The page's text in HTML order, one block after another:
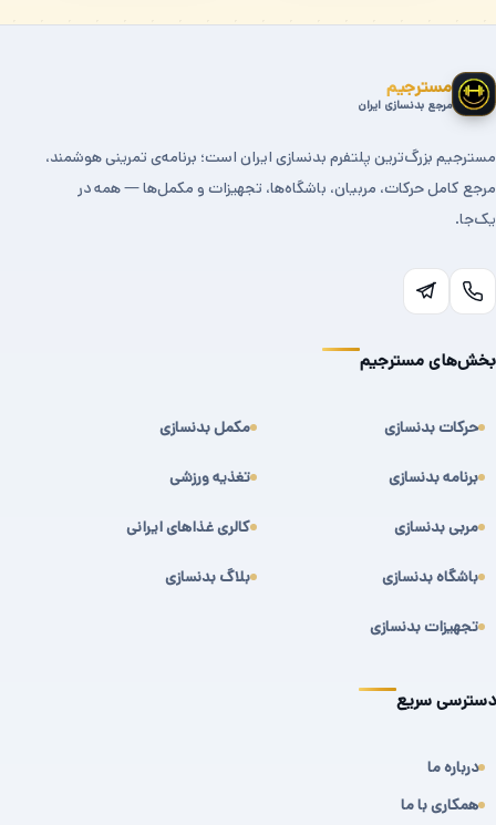
مسترجیم
مرجع بدنسازی ایران
مسترجیم بزرگ‌ترین پلتفرم بدنسازی ایران است؛ برنامه‌ی تمرینی هوشمند،
مرجع کامل حرکات، مربیان، باشگاه‌ها، تجهیزات و مکمل‌ها — همه در
یک‌جا.
بخش‌های مسترجیم
حرکات بدنسازی
برنامه بدنسازی
مربی بدنسازی
باشگاه بدنسازی
تجهیزات بدنسازی
مکمل بدنسازی
تغذیه ورزشی
کالری غذاهای ایرانی
بلاگ بدنسازی
دسترسی سریع
درباره ما
همکاری با ما